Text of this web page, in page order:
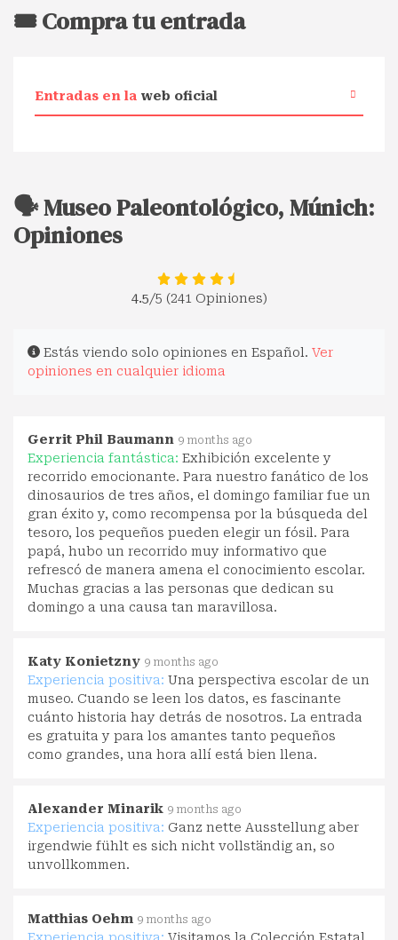
🎟️ Compra tu entrada
Entradas en la web oficial
🗣️ Museo Paleontológico, Múnich:
Opiniones
4.5/5 (241 Opiniones)
Estás viendo solo opiniones en Español. Ver
opiniones en cualquier idioma
Gerrit Phil Baumann 9 months ago
Experiencia fantástica: Exhibición excelente y
recorrido emocionante. Para nuestro fanático de los
dinosaurios de tres años, el domingo familiar fue un
gran éxito y, como recompensa por la búsqueda del
tesoro, los pequeños pueden elegir un fósil. Para
papá, hubo un recorrido muy informativo que
refrescó de manera amena el conocimiento escolar.
Muchas gracias a las personas que dedican su
domingo a una causa tan maravillosa.
Katy Konietzny 9 months ago
Experiencia positiva: Una perspectiva escolar de un
museo. Cuando se leen los datos, es fascinante
cuánto historia hay detrás de nosotros. La entrada
es gratuita y para los amantes tanto pequeños
como grandes, una hora allí está bien llena.
Alexander Minarik 9 months ago
Experiencia positiva: Ganz nette Ausstellung aber
irgendwie fühlt es sich nicht vollständig an, so
unvollkommen.
Matthias Oehm 9 months ago
Experiencia positiva: Visitamos la Colección Estatal